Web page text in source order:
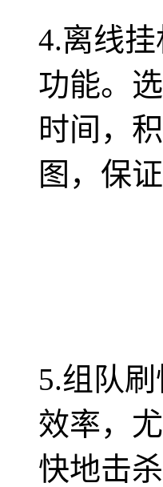
4.离线
功能。
时间，
图，保
5.组队
效率，
快地击